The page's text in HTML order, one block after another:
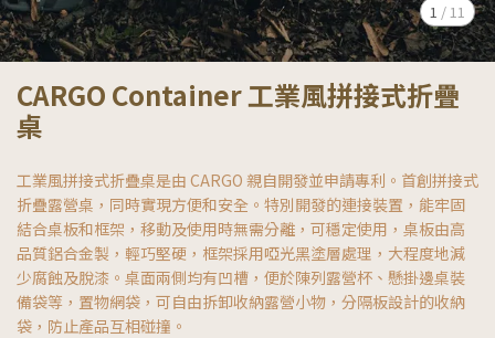
1 /11
CARGO Container 工業風拼接式折疊
桌
工業風拼接式折疊桌是由 CARGO 親自開發並申請專利。首創拼接式
折疊露營桌，同時實現方便和安全。特別開發的連接裝置，能牢固
結合桌板和框架，移動及使用時無需分離，可穩定使用，桌板由高
品質鋁合金製，輕巧堅硬，框架採用啞光黑塗層處理，大程度地減
少腐蝕及脫漆。桌面兩側均有凹槽，便於陳列露營杯、懸掛邊桌裝
備袋等，置物網袋，可自由拆卸收納露營小物，分隔板設計的收納
袋，防止產品互相碰撞。